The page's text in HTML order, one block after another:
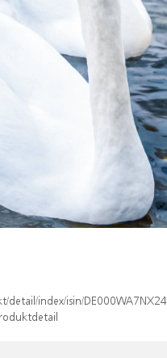
detail/index/isin/DE000WA7NX24